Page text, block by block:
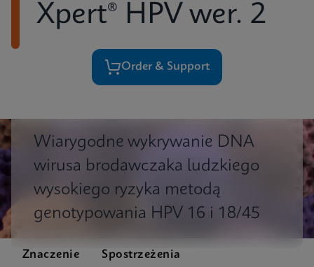
Xpert® HPV wer. 2
Order & Support
Wiarygodne wykrywanie DNA
wirusa brodawczaka ludzkiego
wysokiego ryzyka metodą
genotypowania HPV 16 i 18/45
Znaczenie Spostrzeżenia